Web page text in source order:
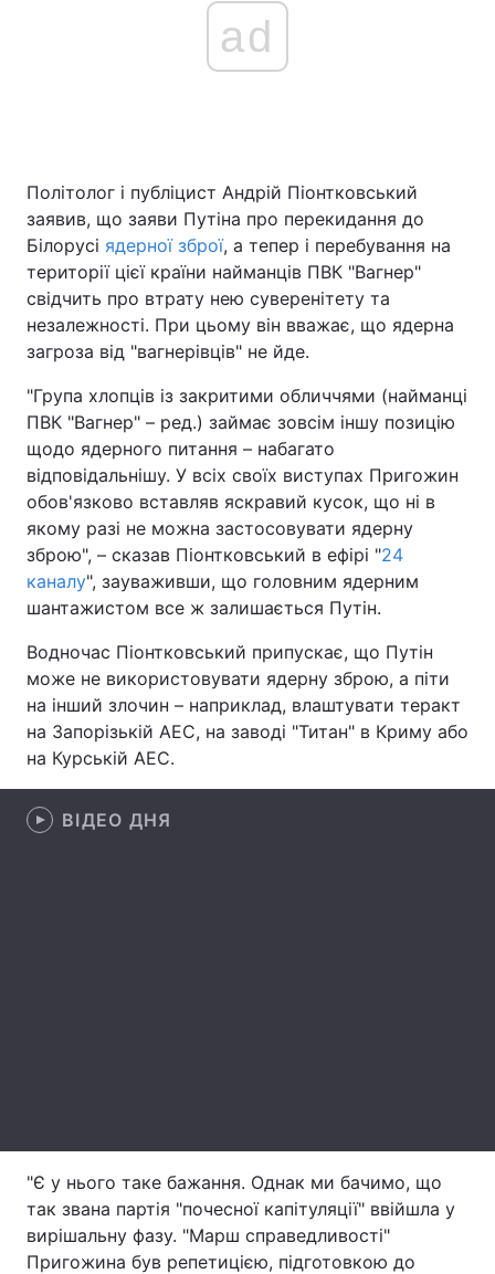
Україна Політика
Економіка Світ
Спорт Наука
Техно і зв'язок Лайт
Зброя Інциденти
Здоров'я
Цікавинки Погода
Екологія Регіони
Лонгріди
Відео з Youtube Статті
Інтерв'ю Думки
Архів
Контакти
ad
Політолог і публіцист Андрій Піонтковський
заявив, що заяви Путіна про перекидання до
Білорусі ядерної зброї, а тепер і перебування на
території цієї країни найманців ПВК "Вагнер"
свідчить про втрату нею суверенітету та
незалежності. При цьому він вважає, що ядерна
загроза від "вагнерівців" не йде.
"Група хлопців із закритими обличчями (найманці
ПВК "Вагнер" – ред.) займає зовсім іншу позицію
щодо ядерного питання – набагато
відповідальнішу. У всіх своїх виступах Пригожин
обов'язково вставляв яскравий кусок, що ні в
якому разі не можна застосовувати ядерну
зброю", – сказав Піонтковський в ефірі "24
каналу", зауваживши, що головним ядерним
шантажистом все ж залишається Путін.
Водночас Піонтковський припускає, що Путін
може не використовувати ядерну зброю, а піти
на інший злочин – наприклад, влаштувати теракт
на Запорізькій АЕС, на заводі "Титан" в Криму або
на Курській АЕС.
ВІДЕО ДНЯ
"Є у нього таке бажання. Однак ми бачимо, що
так звана партія "почесної капітуляції" ввійшла у
вирішальну фазу. "Марш справедливості"
Пригожина був репетицією, підготовкою до